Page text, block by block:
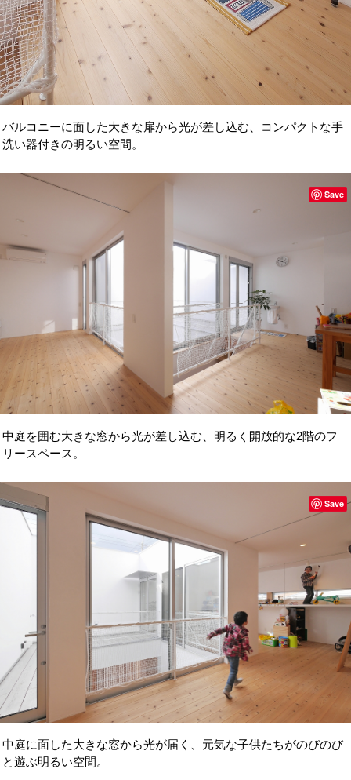
バルコニーに面した大きな扉から光が差し込む、コンパクトな手
洗い器付きの明るい空間。
中庭を囲む大きな窓から光が差し込む、明るく開放的な2階のフ
リースペース。
Save
中庭に面した大きな窓から光が届く、元気な子供たちがのびのび
と遊ぶ明るい空間。
Save